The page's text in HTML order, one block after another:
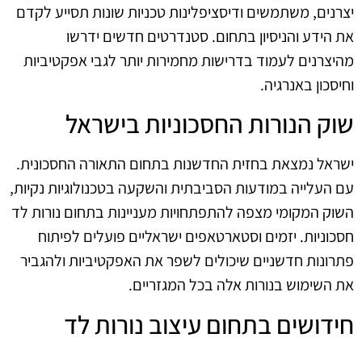
יצרנים, משתמשים ודיסציפלינות טכניות שונות תסייע לקדם
את הידע והניסיון בתחום. סטנדרטים חדשים ידרשו
מהיצרנים לעמוד בדרישות מחמירות יותר לגבי אפקטיביות
וחיסכון באנרגיה.
שוק הנורות החסכוניות בישראל
ישראל נמצאת בחזית החדשנות בתחום התאורה החסכונית.
עם העלייה במודעות הסביבתית והשקעה בטכנולוגיות נקיות,
השוק המקומי מצפה להתפתחויות מעניינות בתחום נורות לד
חסכוניות. יזמים וסטארטאפים ישראליים פועלים לפיתוח
פתרונות חדשניים שיכולים לשפר את האפקטיביות ולהגביר
את השימוש בנורות אלה בכל המגזריים.
חידושים בתחום עיצוב נורות לד